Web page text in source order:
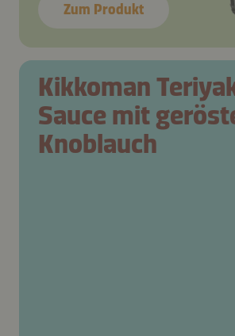
Zum Produkt
Kikkoman
Sauce mit
Knoblauch